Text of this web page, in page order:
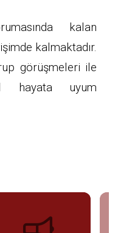
kalan
kalmaktadır.
görüşmeleri ile
hayata uyum